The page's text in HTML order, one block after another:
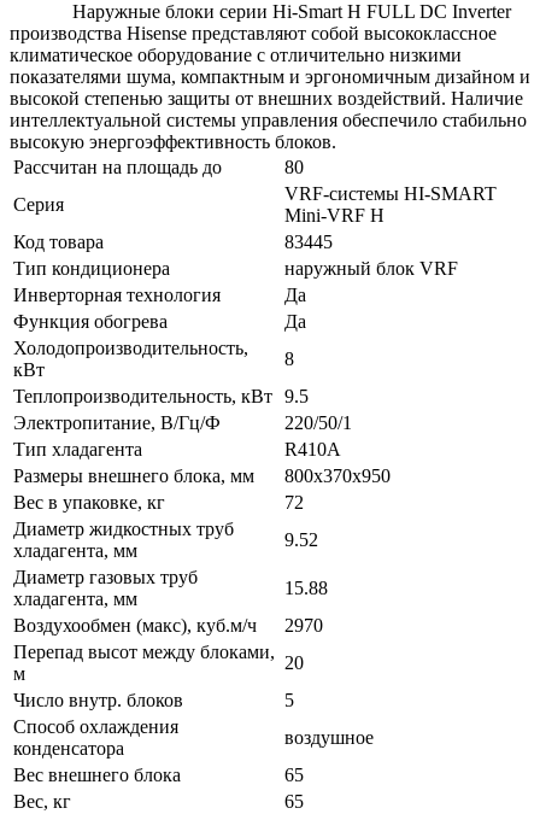
Наружные блоки серии Hi-Smart H FULL DC Inverter
производства Hisense представляют собой высококлассное
климатическое оборудование с отличительно низкими
показателями шума, компактным и эргономичным дизайном и
высокой степенью защиты от внешних воздействий. Наличие
интеллектуальной системы управления обеспечило стабильно
высокую энергоэффективность блоков.
Рассчитан на площадь до
80
Серия
VRF-системы HI-SMART
Mini-VRF H
Код товара
83445
Тип кондиционера
наружный блок VRF
Инверторная технология
Да
Функция обогрева
Да
Холодопроизводительность,
кВт
8
Теплопроизводительность, кВт 9.5
Электропитание, В/Гц/Ф
220/50/1
Тип хладагента
R410A
Размеры внешнего блока, мм
800x370x950
Вес в упаковке, кг
72
Диаметр жидкостных труб
хладагента, мм
9.52
Диаметр газовых труб
хладагента, мм
15.88
Воздухообмен (макс), куб.м/ч
2970
Перепад высот между блоками,
м
20
Число внутр. блоков
5
Способ охлаждения
конденсатора
воздушное
Вес внешнего блока
65
Вес, кг
65